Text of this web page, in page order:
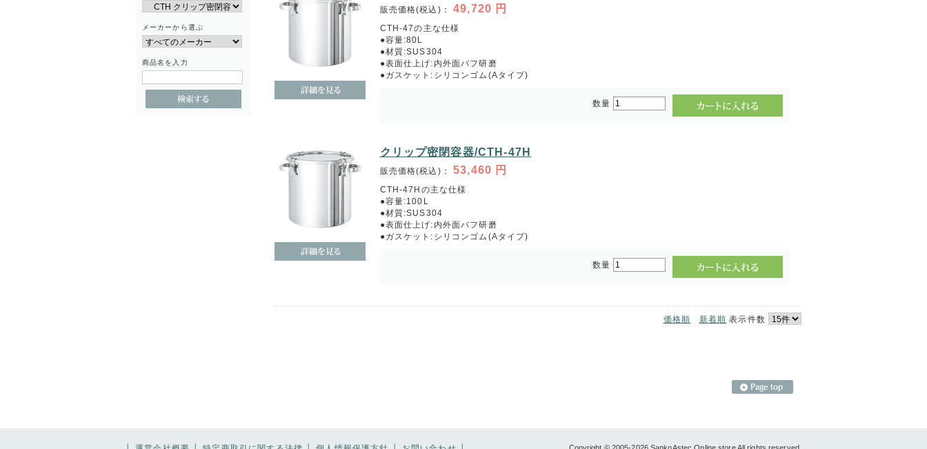
メーカーから選ぶ
商品名を入力
販売価格(税込)：49,720 円
CTH-47の主な仕様
●容量:80L
●材質:SUS304
●表面仕上げ:内外面バフ研磨
●ガスケット:シリコンゴム(Aタイプ)
数量
クリップ密閉容器/CTH-47H
販売価格(税込)：53,460 円
CTH-47Hの主な仕様
●容量:100L
●材質:SUS304
●表面仕上げ:内外面バフ研磨
●ガスケット:シリコンゴム(Aタイプ)
数量
価格順 新着順 表示件数